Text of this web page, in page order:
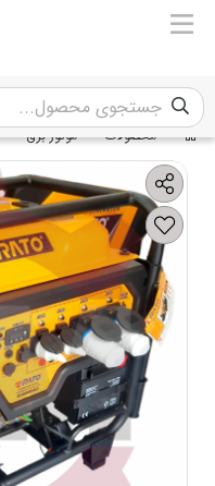
محصولات موتور برق